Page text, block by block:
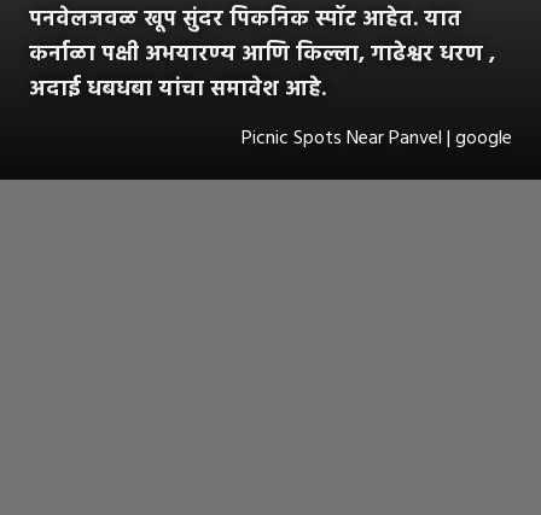
पनवेलजवळ खूप सुंदर पिकनिक स्पॉट आहेत. यात
कर्नाळा पक्षी अभयारण्य आणि किल्ला, गाढेश्वर धरण ,
अदाई धबधबा यांचा समावेश आहे.
Picnic Spots Near Panvel | google